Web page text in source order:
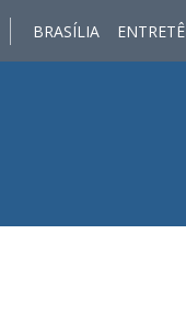
BRASÍLIA ENTRETÊ